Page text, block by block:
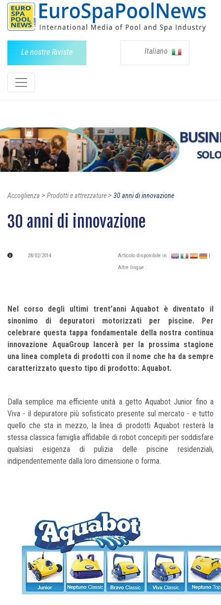
Le nostre Riviste Italiano
Accoglienza > Prodotti e attrezzature> 30 anni di innovazione
30 anni di innovazione
28/02/2014 Articolo disponibile in :
|
Altre lingue :
Nel corso degli ultimi trent’anni Aquabot è diventato il
sinonimo di depuratori motorizzati per piscine. Per
celebrare questa tappa fondamentale della nostra continua
innovazione AquaGroup lancerà per la prossima stagione
una linea completa di prodotti con il nome che ha da sempre
caratterizzato questo tipo di prodotto: Aquabot.
Dalla semplice ma efficiente unità a getto Aquabot Junior fino a
Viva - il depuratore più sofisticato presente sul mercato - e tutto
quello che sta in mezzo, la linea di prodotti Aquabot resterà la
stessa classica famiglia affidabile di robot concepiti per soddisfare
qualsiasi esigenza di pulizia delle piscine residenziali,
indipendentemente dalla loro dimensione o forma.